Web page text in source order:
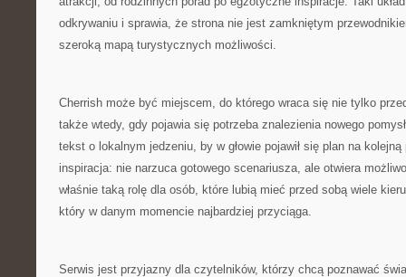
odkrywaniu i sprawia, że strona nie jest zamkniętym
szeroką mapą turystycznych możliwości.
Cherrish może być miejscem, do którego wraca się nie tylko
także wtedy, gdy pojawia się potrzeba znalezienia nowego
tekst o lokalnym jedzeniu, by w głowie pojawił się plan na kolejną
inspiracja: nie narzuca gotowego scenariusza, ale otwiera
właśnie taką rolę dla osób, które lubią mieć przed sobą wiele
który w danym momencie najbardziej przyciąga.
Serwis jest przyjazny dla czytelników, którzy chcą poznawać